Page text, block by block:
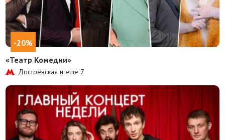
-20%
«Театр Комедии»
Достоевская и еще 7